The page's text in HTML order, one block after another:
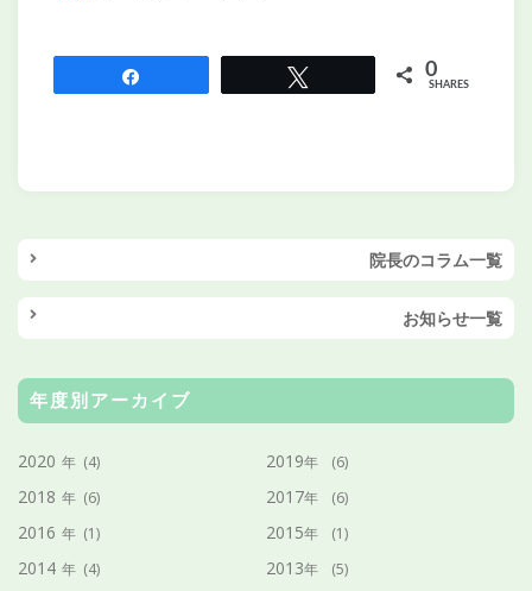
0
SHARES
院長のコラム一覧
お知らせ一覧
年度別アーカイブ
2020 (4)
年 2019 (6)
年
2018 (6)
年 2017 (6)
年
2016 (1)
年 2015 (1)
年
2014 (4)
年 2013 (5)
年